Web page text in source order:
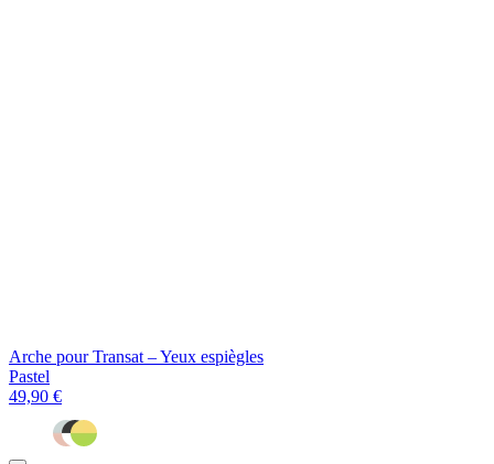
Arche pour Transat – Yeux espiègles
Pastel
49,90 €